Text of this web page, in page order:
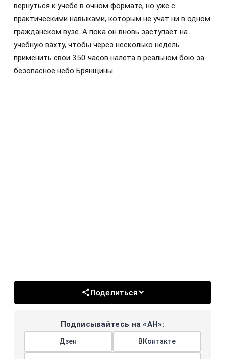
вернуться к учёбе в очном формате, но уже с
практическими навыками, которым не учат ни в одном
гражданском вузе. А пока он вновь заступает на
учебную вахту, чтобы через несколько недель
применить свои 350 часов налёта в реальном бою за
безопасное небо Брянщины.
Поделиться
Подписывайтесь на «АН»:
Дзен ВКонтакте